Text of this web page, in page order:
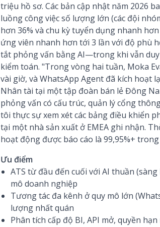
triệu hồ sơ. Các bản cập nhật năm 2026
luồng công việc số lượng lớn (các đội
hơn 36% và chu kỳ tuyển dụng nhanh
ứng viên nhanh hơn tới 3 lần với độ phù
tắt phỏng vấn bằng AI—trong khi vẫn
kiểm toán. "Trong vòng hai tuần, Moka
vài giờ, và WhatsApp Agent đã kích hoạt
Nhân tài tại một tập đoàn bán lẻ Đông
phỏng vấn có cấu trúc, quản lý cổng
tôi thực sự xem xét các bảng điều khiển
tại một nhà sản xuất ở EMEA ghi nhận.
hoạt động được báo cáo là 99,95%+
Ưu điểm
ATS từ đầu đến cuối với AI thuần
mô doanh nghiệp
Tương tác đa kênh ở quy mô lớn
lượng nhất quán
Phân tích cấp độ BI, API mở, quyền